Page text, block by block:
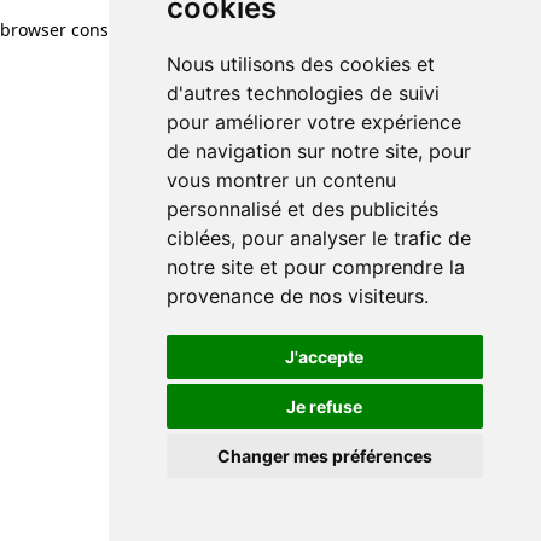
cookies
Nous utilisons des cookies et
d'autres technologies de suivi
pour améliorer votre expérience
de navigation sur notre site, pour
vous montrer un contenu
personnalisé et des publicités
ciblées, pour analyser le trafic de
notre site et pour comprendre la
provenance de nos visiteurs.
J'accepte
Je refuse
Changer mes préférences
browser console for more information)